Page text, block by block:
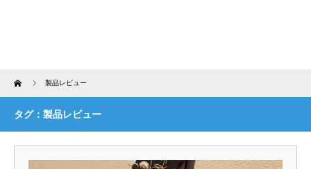
Home 製品レビュー
タグ：製品レビュー